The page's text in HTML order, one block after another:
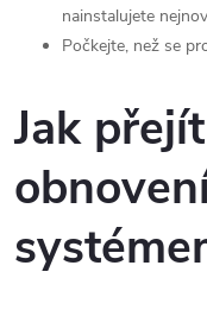
nainstalujete
Počkejte, než se
Jak